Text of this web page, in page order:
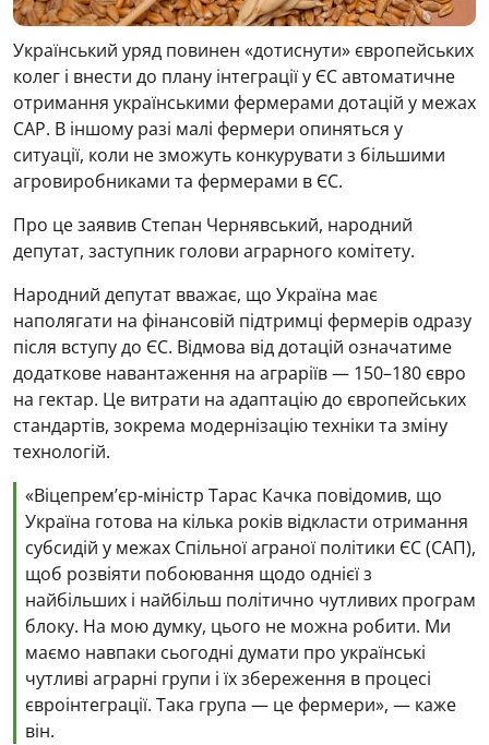
Український уряд повинен «дотиснути» європейських
колег і внести до плану інтеграції у ЄС автоматичне
отримання українськими фермерами дотацій у межах
CAP. В іншому разі малі фермери опиняться у
ситуації, коли не зможуть конкурувати з більшими
агровиробниками та фермерами в ЄС.
Про це заявив Степан Чернявський, народний
депутат, заступник голови аграрного комітету.
Народний депутат вважає, що Україна має
наполягати на фінансовій підтримці фермерів одразу
після вступу до ЄС. Відмова від дотацій означатиме
додаткове навантаження на аграріїв — 150–180 євро
на гектар. Це витрати на адаптацію до європейських
стандартів, зокрема модернізацію техніки та зміну
технологій.
«Віцепремʼєр-міністр Тарас Качка повідомив, що
Україна готова на кілька років відкласти отримання
субсидій у межах Спільної аграної політики ЄС (CAП),
щоб розвіяти побоювання щодо однієї з
найбільших і найбільш політично чутливих програм
блоку. На мою думку, цього не можна робити. Ми
маємо навпаки сьогодні думати про українські
чутливі аграрні групи і їх збереження в процесі
євроінтеграції. Така група — це фермери», — каже
він.